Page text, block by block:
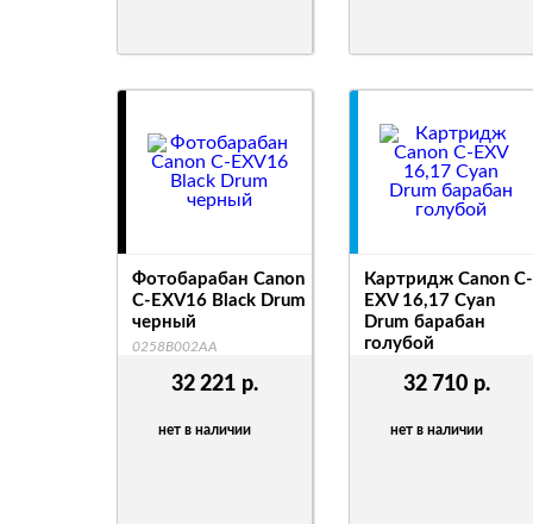
32 221 р.
нет в наличии
Фотобарабан Canon
C-EXV16 Black Drum
черный
0258B002AA
32 710 р.
нет в наличии
Картридж Canon C-
EXV 16,17 Cyan
Drum барабан
голубой